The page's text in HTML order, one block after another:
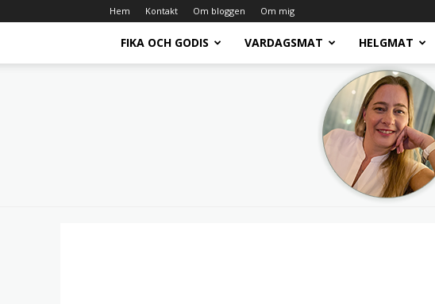
Hem Kontakt Om bloggen Om mig
FIKA OCH GODIS VARDAGSMAT HELGMAT